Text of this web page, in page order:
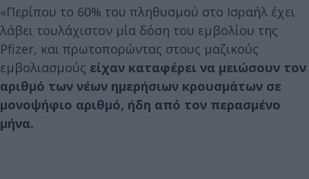
«Περίπου το 60% του πληθυσμού στο Ισραήλ έχει
λάβει τουλάχιστον μία δόση του εμβολίου της
Pfizer, και πρωτοπορώντας στους μαζικούς
εμβολιασμούς είχαν καταφέρει να μειώσουν τον
αριθμό των νέων ημερήσιων κρουσμάτων σε
μονοψήφιο αριθμό, ήδη από τον περασμένο
μήνα.